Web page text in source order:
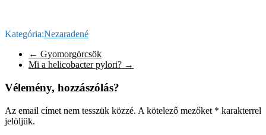
Kategória:Nezaradené
← Gyomorgörcsök
Mi a helicobacter pylori? →
Vélemény, hozzászólás?
Az email címet nem tesszük közzé. A kötelező mezőket * karakterrel
jelöljük.